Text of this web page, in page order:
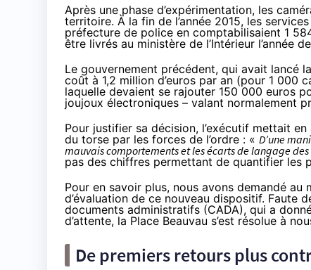
Après une phase d’expérimentation, les
territoire. À la fin de l’année 2015, les
préfecture de police en comptabilisaient 1
être livrés au ministère de l’Intérieur l’année
Le gouvernement précédent, qui avait lancé
coût à 1,2 million d’euros par an (pour 1 000
laquelle devaient se rajouter 150 000 euros
joujoux électroniques – valant normalement
Pour justifier sa décision, l’exécutif mettait en
du torse par les forces de l’ordre : « D’une
mauvais comportements et les écarts de langage des
pas des chiffres permettant de quantifier les
Pour en savoir plus, nous avons demandé
d’évaluation de ce nouveau dispositif. Faute
documents administratifs (CADA), qui a
d’attente, la Place Beauvau s’est résolue à
De premiers retours plus